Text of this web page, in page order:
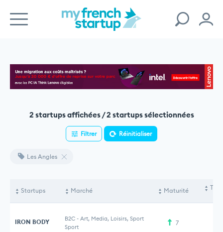
2 startups affichées / 2 startups sélectionnées
Filtrer Réinitialiser
Les Angles
Startups Marché Maturité
IRON BODY B2C - Art, Media, Loisirs, Sport
Sport
7